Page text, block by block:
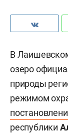
В
озеро
природы
режимом
республики